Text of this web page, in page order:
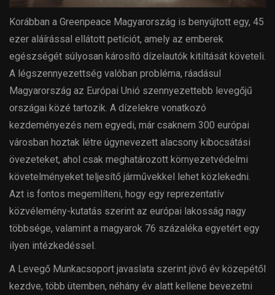
Korábban a Greenpeace Magyarország is benyújtott egy, 45
ezer aláírással ellátott petíciót, amely az emberek
egészségét súlyosan károsító dízelautók kitiltását követeli.
A légszennyezettség valóban probléma, ráadásul
Magyarország az Európai Unió szennyezettebb levegőjű
országai közé tartozik. A dízelekre vonatkozó
kezdeményezés nem egyedi, már csaknem 300 európai
városban hoztak létre úgynevezett alacsony kibocsátási
övezeteket, ahol csak meghatározott környezetvédelmi
követelményeket teljesítő járművekkel lehet közlekedni.
Azt is fontos megemlíteni, hogy egy reprezentatív
közvélemény-kutatás szerint az európai lakosság nagy
többsége, valamint a magyarok 76 százaléka egyetért egy
ilyen intézkedéssel.
A Levegő Munkacsoport javaslata szerint jövő év közepétől
kezdve, több ütemben, néhány év alatt kellene bevezetni